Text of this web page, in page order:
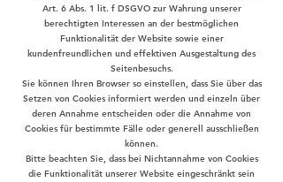
Art. 6 Abs. 1 lit. f DSGVO zur Wahrung unserer
berechtigten Interessen an der bestmöglichen
Funktionalität der Website sowie einer
kundenfreundlichen und effektiven Ausgestaltung des
Seitenbesuchs.
Sie können Ihren Browser so einstellen, dass Sie über das
Setzen von Cookies informiert werden und einzeln über
deren Annahme entscheiden oder die Annahme von
Cookies für bestimmte Fälle oder generell ausschließen
können.
Bitte beachten Sie, dass bei Nichtannahme von Cookies
die Funktionalität unserer Website eingeschränkt sein